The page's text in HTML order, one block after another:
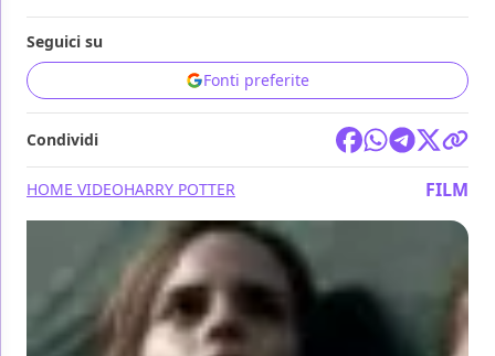
Seguici su
Fonti preferite
Condividi
HOME VIDEOHARRY POTTER FILM